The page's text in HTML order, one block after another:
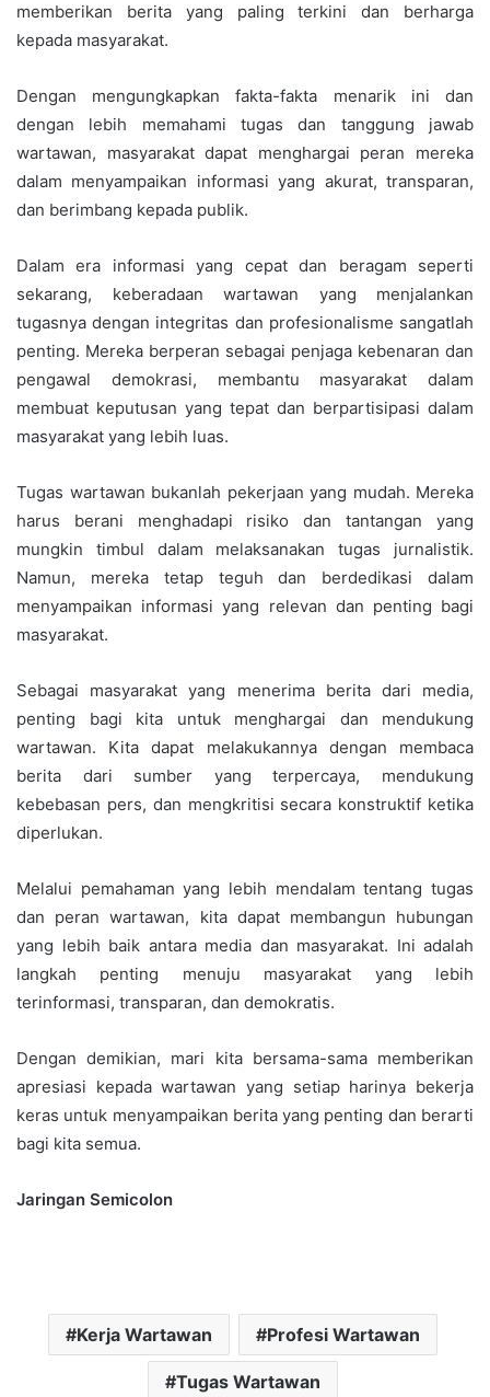
memberikan berita yang paling terkini dan berharga
kepada masyarakat.
Dengan mengungkapkan fakta-fakta menarik ini dan
dengan lebih memahami tugas dan tanggung jawab
wartawan, masyarakat dapat menghargai peran mereka
dalam menyampaikan informasi yang akurat, transparan,
dan berimbang kepada publik.
Dalam era informasi yang cepat dan beragam seperti
sekarang, keberadaan wartawan yang menjalankan
tugasnya dengan integritas dan profesionalisme sangatlah
penting. Mereka berperan sebagai penjaga kebenaran dan
pengawal demokrasi, membantu masyarakat dalam
membuat keputusan yang tepat dan berpartisipasi dalam
masyarakat yang lebih luas.
Tugas wartawan bukanlah pekerjaan yang mudah. Mereka
harus berani menghadapi risiko dan tantangan yang
mungkin timbul dalam melaksanakan tugas jurnalistik.
Namun, mereka tetap teguh dan berdedikasi dalam
menyampaikan informasi yang relevan dan penting bagi
masyarakat.
Sebagai masyarakat yang menerima berita dari media,
penting bagi kita untuk menghargai dan mendukung
wartawan. Kita dapat melakukannya dengan membaca
berita dari sumber yang terpercaya, mendukung
kebebasan pers, dan mengkritisi secara konstruktif ketika
diperlukan.
Melalui pemahaman yang lebih mendalam tentang tugas
dan peran wartawan, kita dapat membangun hubungan
yang lebih baik antara media dan masyarakat. Ini adalah
langkah penting menuju masyarakat yang lebih
terinformasi, transparan, dan demokratis.
Dengan demikian, mari kita bersama-sama memberikan
apresiasi kepada wartawan yang setiap harinya bekerja
keras untuk menyampaikan berita yang penting dan berarti
bagi kita semua.
Jaringan Semicolon
Kerja Wartawan Profesi Wartawan
Tugas Wartawan